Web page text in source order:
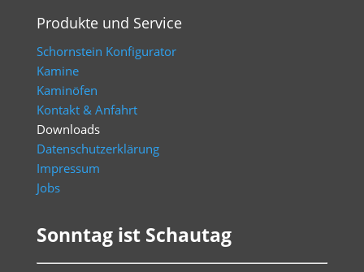
Produkte und Service
Schornstein Konfigurator
Kamine
Kaminöfen
Kontakt & Anfahrt
Downloads
Datenschutzerklärung
Impressum
Jobs
Sonntag ist Schautag